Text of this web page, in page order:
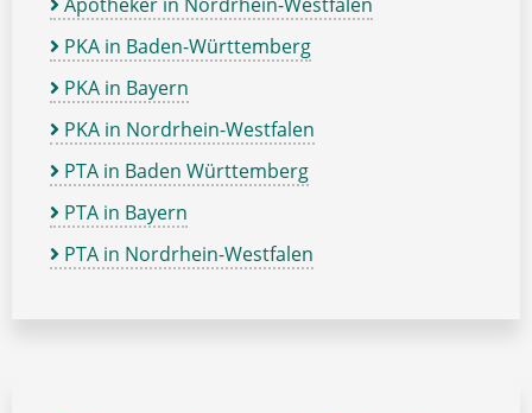
PKA in Baden-Württemberg
PKA in Bayern
PKA in Nordrhein-Westfalen
PTA in Baden Württemberg
PTA in Bayern
PTA in Nordrhein-Westfalen